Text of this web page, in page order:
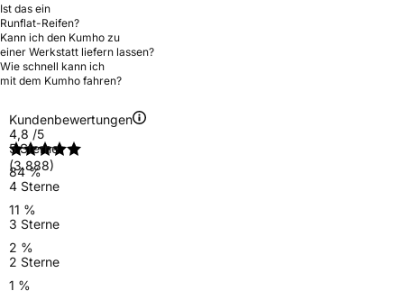
Ist das ein
Runflat-Reifen?
Kann ich den Kumho zu
einer Werkstatt liefern lassen?
Wie schnell kann ich
mit dem Kumho fahren?
Kundenbewertungen
4,8 /5
(3.888)
5 Sterne
84 %
4 Sterne
11 %
3 Sterne
2 %
2 Sterne
1 %